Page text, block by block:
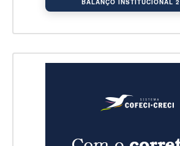
BALANÇO INSTITUCIONAL